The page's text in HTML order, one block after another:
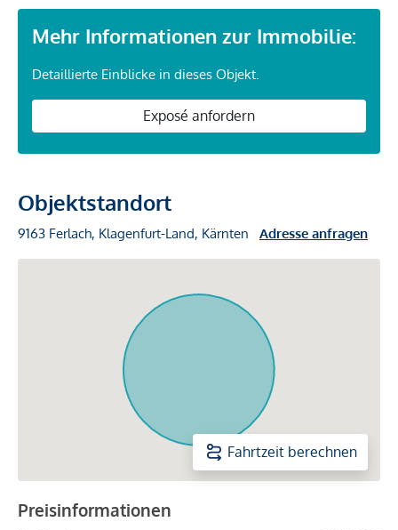
Mehr Informationen zur Immobilie:
Detaillierte Einblicke in dieses Objekt.
Exposé anfordern
Objektstandort
9163 Ferlach, Klagenfurt-Land, Kärnten Adresse anfragen
Fahrtzeit berechnen
Preisinformationen